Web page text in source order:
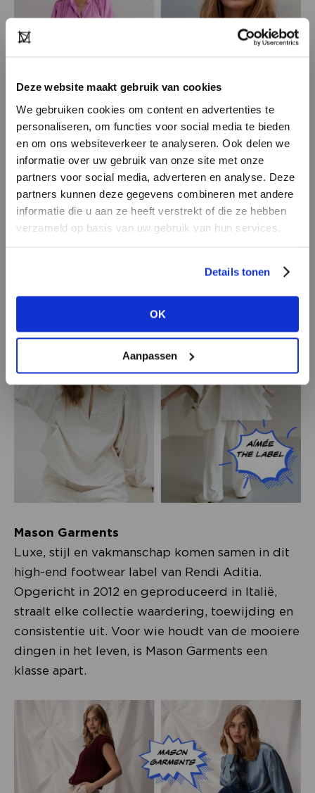
Deze website maakt gebruik van cookies
We gebruiken cookies om content en advertenties te
personaliseren, om functies voor social media te bieden
en om ons websiteverkeer te analyseren. Ook delen we
informatie over uw gebruik van onze site met onze
partners voor social media, adverteren en analyse. Deze
partners kunnen deze gegevens combineren met andere
informatie die u aan ze heeft verstrekt of die ze hebben
verzameld op basis van uw gebruik van hun services.
Details tonen
OK
Aanpassen
HEB JE NOG GEEN
ACCOUNT?
aan of bekijk de andere mogelijkheden.
BEKIJK ALLE OPTIES
Aímée the Label
Tijdloos bij de tijd, dat is Aímée the Label. Met
60% stijlvolle basics en 40% trendy statements
biedt dit jonge label de perfecte mix voor elke
Mason Garments
Luxe, stijl en vakmanschap komen samen in dit
high-end footwear label van Rendi Aditia.
Opgericht in 2012 en geproduceerd in Italië,
straalt elke collectie waardering, toewijding en
consistentie uit. Voor wie houdt van de mooiere
dingen in het leven, is Mason Garments een
klasse apart.